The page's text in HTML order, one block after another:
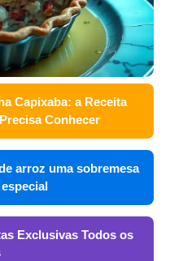
Capixaba: a Receita
Conhecer
arroz uma sobremesa
Exclusivas Todos os